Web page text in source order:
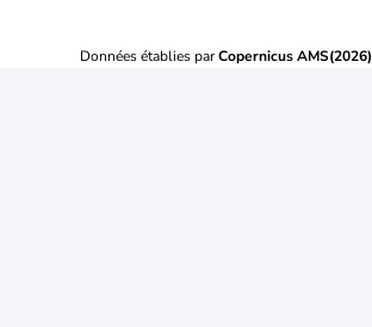
Données établies parCopernicus AMS(2026)